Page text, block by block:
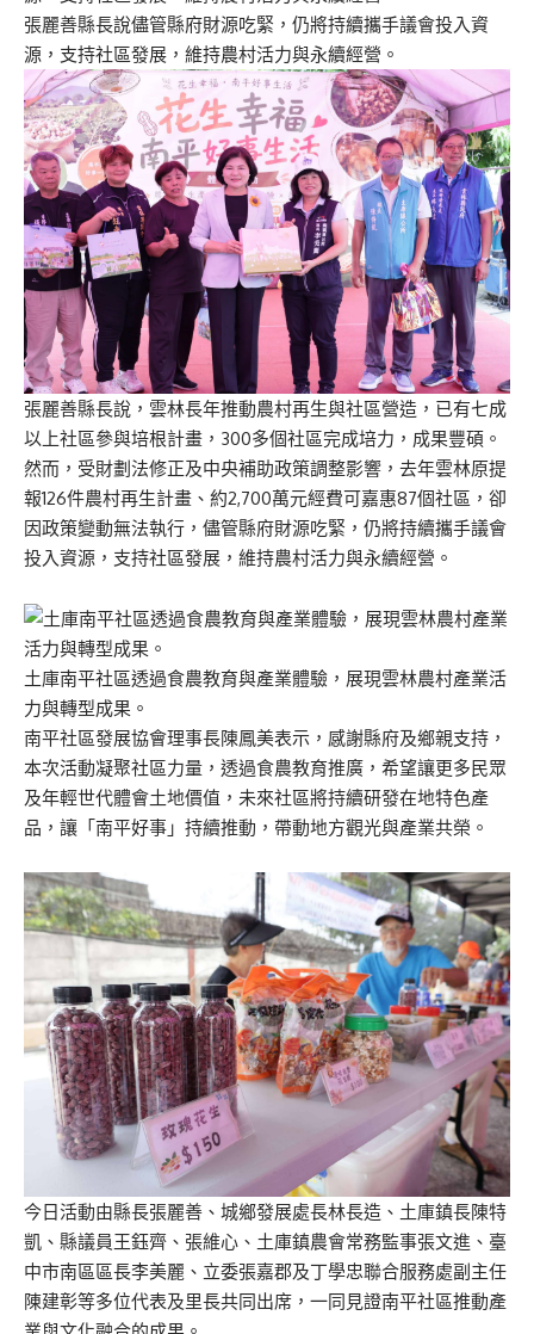
張麗善縣長說儘管縣府財源吃緊，仍將持續攜手議會投入資
源，支持社區發展，維持農村活力與永續經營。
張麗善縣長說，雲林長年推動農村再生與社區營造，已有七成
以上社區參與培根計畫，300多個社區完成培力，成果豐碩。
然而，受財劃法修正及中央補助政策調整影響，去年雲林原提
報126件農村再生計畫、約2,700萬元經費可嘉惠87個社區，卻
因政策變動無法執行，儘管縣府財源吃緊，仍將持續攜手議會
投入資源，支持社區發展，維持農村活力與永續經營。
土庫南平社區透過食農教育與產業體驗，展現雲林農村產業活
力與轉型成果。
南平社區發展協會理事長陳鳳美表示，感謝縣府及鄉親支持，
本次活動凝聚社區力量，透過食農教育推廣，希望讓更多民眾
及年輕世代體會土地價值，未來社區將持續研發在地特色產
品，讓「南平好事」持續推動，帶動地方觀光與產業共榮。
今日活動由縣長張麗善、城鄉發展處長林長造、土庫鎮長陳特
凱、縣議員王鈺齊、張維心、土庫鎮農會常務監事張文進、臺
中市南區區長李美麗、立委張嘉郡及丁學忠聯合服務處副主任
陳建彰等多位代表及里長共同出席，一同見證南平社區推動產